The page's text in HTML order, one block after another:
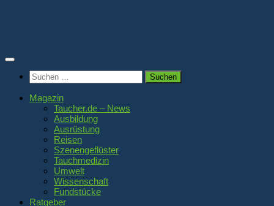
Suchen
nach:
Magazin
Taucher.de – News
Ausbildung
Ausrüstung
Reisen
Szenengeflüster
Tauchmedizin
Umwelt
Wissenschaft
Fundstücke
Ratgeber